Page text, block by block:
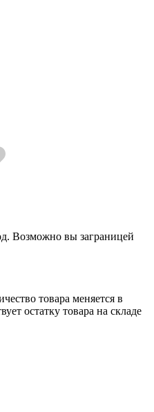
Возможно вы заграницей
товара меняется в
остатку товара на складе